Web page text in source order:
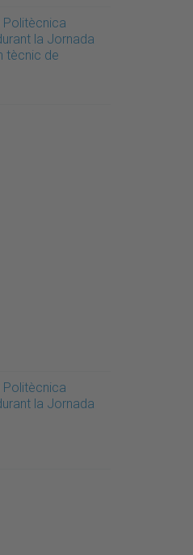
Politècnica
la Jornada
tècnic de
Politècnica
la Jornada